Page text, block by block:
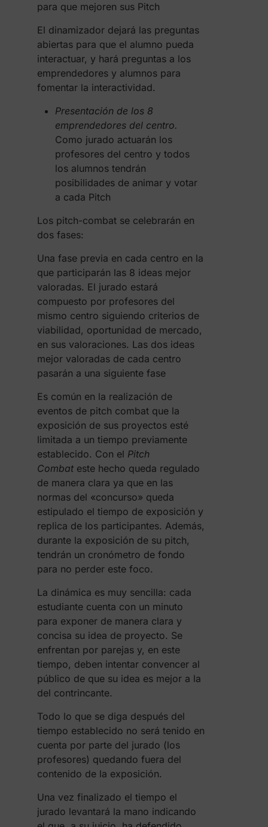
para que mejoren sus Pitch
El dinamizador dejará las preguntas
abiertas para que el alumno pueda
interactuar, y hará preguntas a los
emprendedores y alumnos para
fomentar la interactividad.
Presentación de los 8
emprendedores del centro.
Como jurado actuarán los
profesores del centro y todos
los alumnos tendrán
posibilidades de animar y votar
a cada Pitch
Los pitch-combat se celebrarán en
dos fases:
Una fase previa en cada centro en la
que participarán las 8 ideas mejor
valoradas. El jurado estará
compuesto por profesores del
mismo centro siguiendo criterios de
viabilidad, oportunidad de mercado,
en sus valoraciones. Las dos ideas
mejor valoradas de cada centro
pasarán a una siguiente fase
Es común en la realización de
eventos de pitch combat que la
exposición de sus proyectos esté
limitada a un tiempo previamente
establecido. Con el Pitch
Combateste hecho queda regulado
de manera clara ya que en las
normas del «concurso» queda
estipulado el tiempo de exposición y
replica de los participantes. Además,
durante la exposición de su pitch,
tendrán un cronómetro de fondo
para no perder este foco.
La dinámica es muy sencilla: cada
estudiante cuenta con un minuto
para exponer de manera clara y
concisa su idea de proyecto. Se
enfrentan por parejas y, en este
tiempo, deben intentar convencer al
público de que su idea es mejor a la
del contrincante.
Todo lo que se diga después del
tiempo establecido no será tenido en
cuenta por parte del jurado (los
profesores) quedando fuera del
contenido de la exposición.
Una vez finalizado el tiempo el
jurado levantará la mano indicando